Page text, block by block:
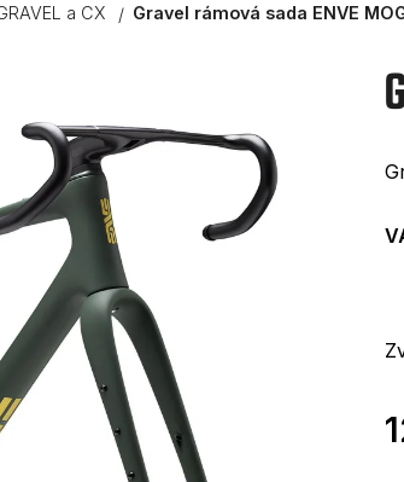
a CX Gravel rámová sada ENVE
Doporučujeme